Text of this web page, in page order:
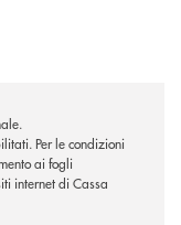
Per le condizioni
ai fogli
internet di Cassa